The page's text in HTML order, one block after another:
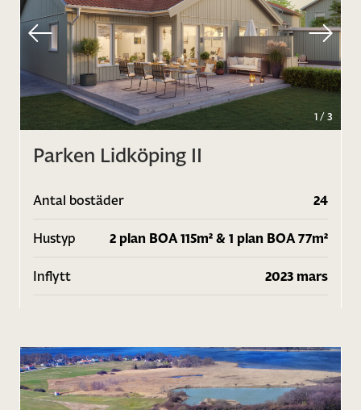
1/3
Parken Lidköping II
Antal bostäder 24
Hustyp 2 plan BOA 115m² & 1 plan BOA 77m²
Inflytt 2023 mars